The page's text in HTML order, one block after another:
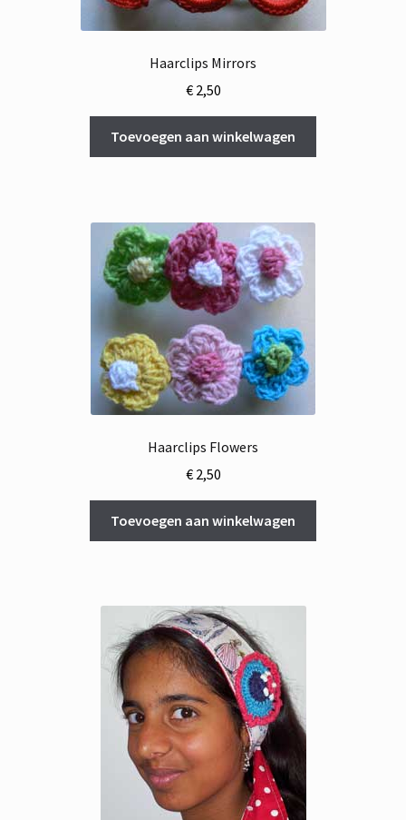
Haarclips Mirrors
€2,50
Toevoegen aan winkelwagen
Haarclips Flowers
€2,50
Toevoegen aan winkelwagen